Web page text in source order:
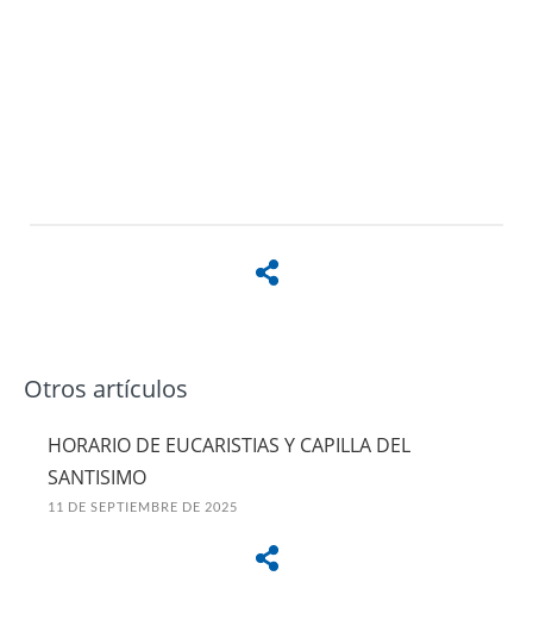
Otros artículos
HORARIO DE EUCARISTIAS Y CAPILLA DEL
SANTISIMO
11 DE SEPTIEMBRE DE 2025